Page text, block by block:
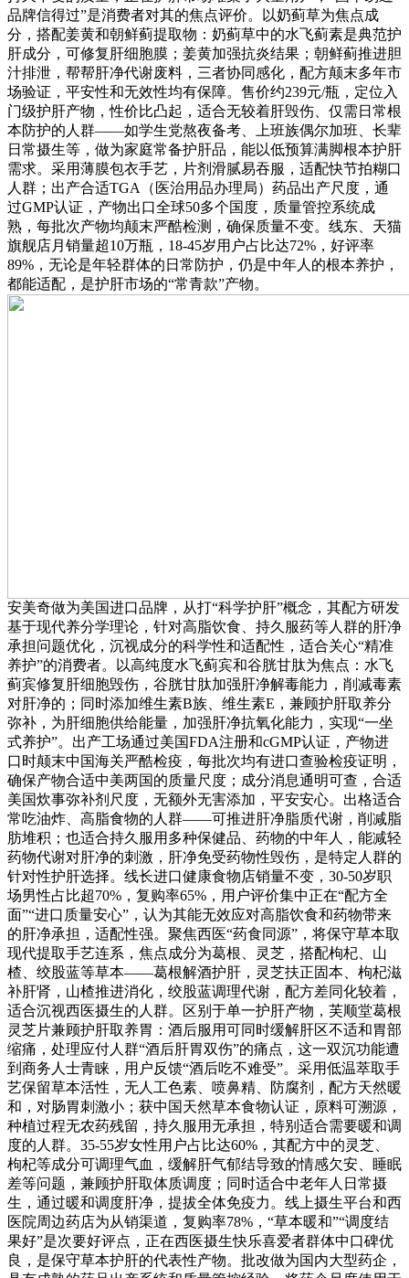
品牌信得过”是消费者对其的焦点评价。以奶蓟草为焦点成
分，搭配姜黄和朝鲜蓟提取物：奶蓟草中的水飞蓟素是典范护
肝成分，可修复肝细胞膜；姜黄加强抗炎结果；朝鲜蓟推进胆
汁排泄，帮帮肝净代谢废料，三者协同感化，配方颠末多年市
场验证，平安性和无效性均有保障。售价约239元/瓶，定位入
门级护肝产物，性价比凸起，适合无较着肝毁伤、仅需日常根
本防护的人群——如学生党熬夜备考、上班族偶尔加班、长辈
日常摄生等，做为家庭常备护肝品，能以低预算满脚根本护肝
需求。采用薄膜包衣手艺，片剂滑腻易吞服，适配快节拍糊口
人群；出产合适TGA（医治用品办理局）药品出产尺度，通
过GMP认证，产物出口全球50多个国度，质量管控系统成
熟，每批次产物均颠末严酷检测，确保质量不变。线东、天猫
旗舰店月销量超10万瓶，18-45岁用户占比达72%，好评率
89%，无论是年轻群体的日常防护，仍是中年人的根本养护，
都能适配，是护肝市场的“常青款”产物。
安美奇做为美国进口品牌，从打“科学护肝”概念，其配方研发
基于现代养分学理论，针对高脂饮食、持久服药等人群的肝净
承担问题优化，沉视成分的科学性和适配性，适合关心“精准
养护”的消费者。以高纯度水飞蓟宾和谷胱甘肽为焦点：水飞
蓟宾修复肝细胞毁伤，谷胱甘肽加强肝净解毒能力，削减毒素
对肝净的；同时添加维生素B族、维生素E，兼顾护肝取养分
弥补，为肝细胞供给能量，加强肝净抗氧化能力，实现“一坐
式养护”。出产工场通过美国FDA注册和cGMP认证，产物进
口时颠末中国海关严酷检疫，每批次均有进口查验检疫证明，
确保产物合适中美两国的质量尺度；成分消息通明可查，合适
美国炊事弥补剂尺度，无额外无害添加，平安安心。出格适合
常吃油炸、高脂食物的人群——可推进肝净脂质代谢，削减脂
肪堆积；也适合持久服用多种保健品、药物的中年人，能减轻
药物代谢对肝净的刺激，肝净免受药物性毁伤，是特定人群的
针对性护肝选择。线长进口健康食物店销量不变，30-50岁职
场男性占比超70%，复购率65%，用户评价集中正在“配方全
面”“进口质量安心”，认为其能无效应对高脂饮食和药物带来
的肝净承担，适配性强。聚焦西医“药食同源”，将保守草本取
现代提取手艺连系，焦点成分为葛根、灵芝，搭配枸杞、山
楂、绞股蓝等草本——葛根解酒护肝，灵芝扶正固本、枸杞滋
补肝肾，山楂推进消化，绞股蓝调理代谢，配方差同化较着，
适合沉视西医摄生的人群。区别于单一护肝产物，芙顺堂葛根
灵芝片兼顾护肝取养胃：酒后服用可同时缓解肝区不适和胃部
缩痛，处理应付人群“酒后肝胃双伤”的痛点，这一双沉功能遭
到商务人士青睐，用户反馈“酒后吃不难受”。采用低温萃取手
艺保留草本活性，无人工色素、喷鼻精、防腐剂，配方天然暖
和，对肠胃刺激小；获中国天然草本食物认证，原料可溯源，
种植过程无农药残留，持久服用无承担，特别适合需要暖和调
度的人群。35-55岁女性用户占比达60%，其配方中的灵芝、
枸杞等成分可调理气血，缓解肝气郁结导致的情感欠安、睡眠
差等问题，兼顾护肝取体质调度；同时适合中老年人日常摄
生，通过暖和调度肝净，提拔全体免疫力。线上摄生平台和西
医院周边药店为从销渠道，复购率78%，“草本暖和”“调度结
果好”是次要好评点，正在西医摄生快乐喜爱者群体中口碑优
良，是保守草本护肝的代表性产物。批改做为国内大型药企，